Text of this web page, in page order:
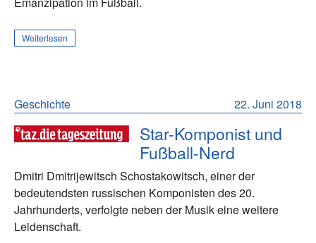
Weiterlesen
22. Juni 2018
Geschichte
Star-Komponist und
Fußball-Nerd
Dmitri Dmitrijewitsch Schostakowitsch, einer der
bedeutendsten russischen Komponisten des 20.
Jahrhunderts, verfolgte neben der Musik eine weitere
Leidenschaft.